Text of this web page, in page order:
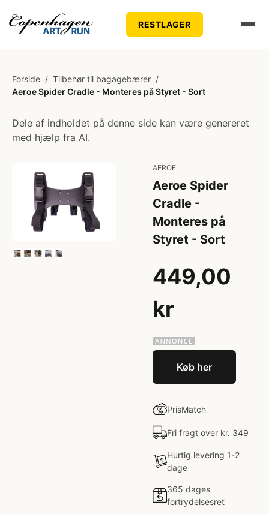
RESTLAGER
Forside / Tilbehør til bagagebærer /
Aeroe Spider Cradle - Monteres på Styret - Sort
Dele af indholdet på denne side kan være genereret
med hjælp fra AI.
AEROE
Aeroe Spider
Cradle -
Monteres på
Styret - Sort
449,00
kr
Køb her
PrisMatch
Fri fragt over kr. 349
Hurtig levering 1-2
dage
365 dages
fortrydelsesret